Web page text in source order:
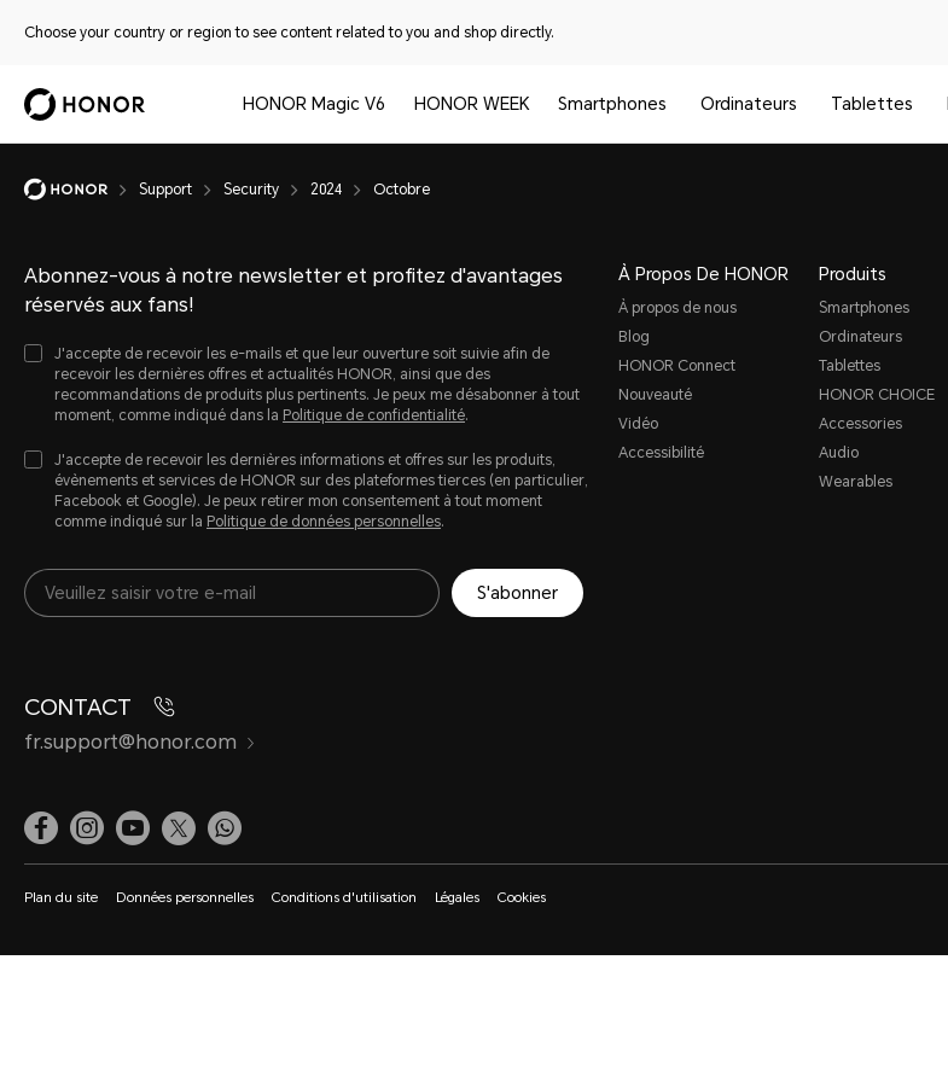
Choose your country or region to see content related to you and shop directly.
HONOR Magic V6 HONOR WEEK Smartphones Ordinateurs Tablettes
Support Security 2024 Octobre
Abonnez-vous à notre newsletter et profitez d'avantages
réservés aux fans!
J'accepte de recevoir les e-mails et que leur ouverture soit suivie afin de
recevoir les dernières offres et actualités HONOR, ainsi que des
recommandations de produits plus pertinents. Je peux me désabonner à tout
moment, comme indiqué dans la Politique de confidentialité.
J'accepte de recevoir les dernières informations et offres sur les produits,
évènements et services de HONOR sur des plateformes tierces (en particulier,
Facebook et Google). Je peux retirer mon consentement à tout moment
comme indiqué sur la Politique de données personnelles.
S'abonner
CONTACT
fr.support@honor.com
À Propos De HONOR
À propos de nous
Blog
HONOR Connect
Nouveauté
Vidéo
Accessibilité
Produits
Smartphones
Ordinateurs
Tablettes
HONOR CHOICE
Accessories
Audio
Wearables
Plan du site Données personnelles Conditions d'utilisation Légales Cookies